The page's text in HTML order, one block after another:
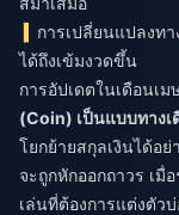
การเปลี่ยนแปลงท
ได้ถึงเข้มงวดขึ้น
การอัปเดตในเดือนเ
(Coin) เป็นแบบทาง
โยกย้ายสกุลเงินได้อ
จะถูกหักออกถาวร เมื่
เล่นที่ต้องการแต่งตัว